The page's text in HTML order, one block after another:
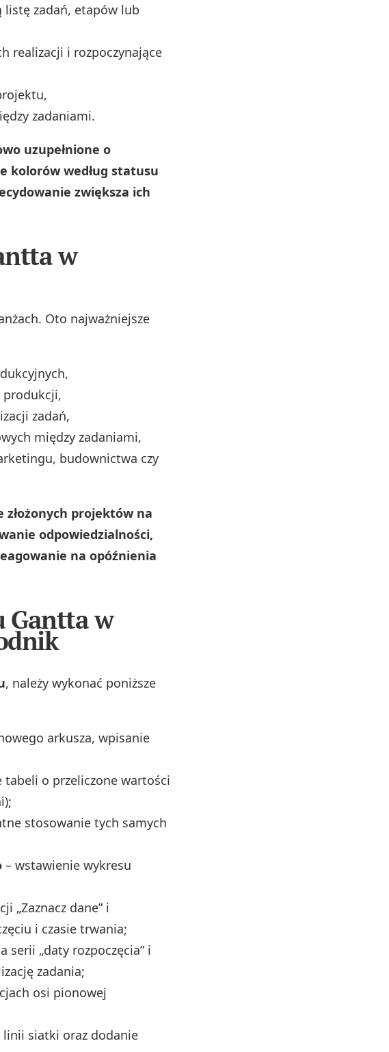
listę zadań, etapów lub
realizacji i rozpoczynające
zadaniami.
uzupełnione o
kolorów według statusu
zwiększa ich
w
Oto najważniejsze
produkcji,
zadań,
między zadaniami,
budownictwa czy
złożonych projektów na
odpowiedzialności,
na opóźnienia
Gantta w
, należy wykonać poniższe
arkusza, wpisanie
tabeli o przeliczone wartości
stosowanie tych samych
– wstawienie wykresu
„Zaznacz dane” i
i czasie trwania;
serii „daty rozpoczęcia” i
zadania;
osi pionowej
linii siatki oraz dodanie